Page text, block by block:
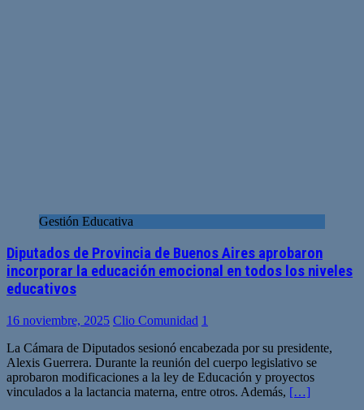
Gestión Educativa
Diputados de Provincia de Buenos Aires aprobaron
incorporar la educación emocional en todos los niveles
educativos
16 noviembre, 2025 Clio Comunidad 1
La Cámara de Diputados sesionó encabezada por su presidente,
Alexis Guerrera. Durante la reunión del cuerpo legislativo se
aprobaron modificaciones a la ley de Educación y proyectos
vinculados a la lactancia materna, entre otros. Además, […]